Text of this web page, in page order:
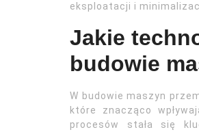
eksploatacji i
Jakie
budowie
W budowie maszyn
które znacząco
procesów stała się